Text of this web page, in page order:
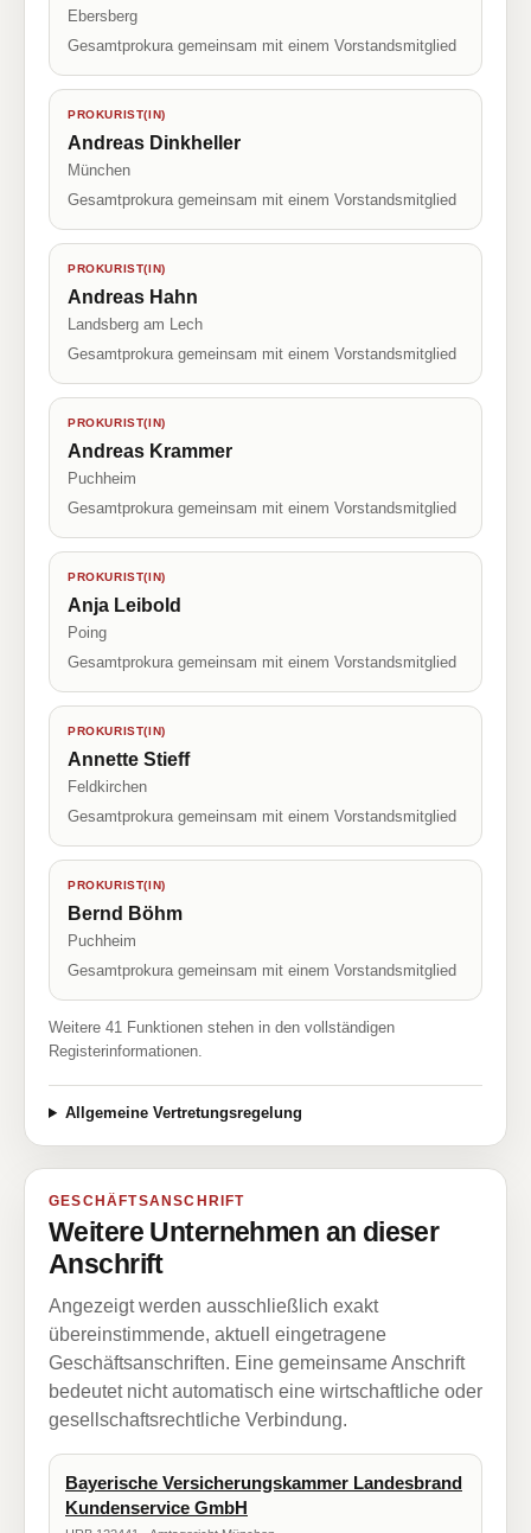
Ebersberg
Gesamtprokura gemeinsam mit einem Vorstandsmitglied
PROKURIST(IN)
Andreas Dinkheller
München
Gesamtprokura gemeinsam mit einem Vorstandsmitglied
PROKURIST(IN)
Andreas Hahn
Landsberg am Lech
Gesamtprokura gemeinsam mit einem Vorstandsmitglied
PROKURIST(IN)
Andreas Krammer
Puchheim
Gesamtprokura gemeinsam mit einem Vorstandsmitglied
PROKURIST(IN)
Anja Leibold
Poing
Gesamtprokura gemeinsam mit einem Vorstandsmitglied
PROKURIST(IN)
Annette Stieff
Feldkirchen
Gesamtprokura gemeinsam mit einem Vorstandsmitglied
PROKURIST(IN)
Bernd Böhm
Puchheim
Gesamtprokura gemeinsam mit einem Vorstandsmitglied
Weitere 41 Funktionen stehen in den vollständigen
Registerinformationen.
Allgemeine Vertretungsregelung
GESCHÄFTSANSCHRIFT
Weitere Unternehmen an dieser
Anschrift
Angezeigt werden ausschließlich exakt
übereinstimmende, aktuell eingetragene
Geschäftsanschriften. Eine gemeinsame Anschrift
bedeutet nicht automatisch eine wirtschaftliche oder
gesellschaftsrechtliche Verbindung.
Bayerische Versicherungskammer Landesbrand
Kundenservice GmbH